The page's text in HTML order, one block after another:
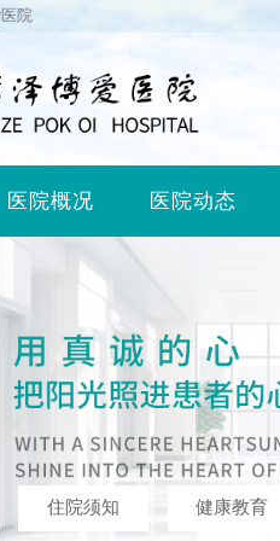
院
医院概况 医院动态
住院须知 健康教育